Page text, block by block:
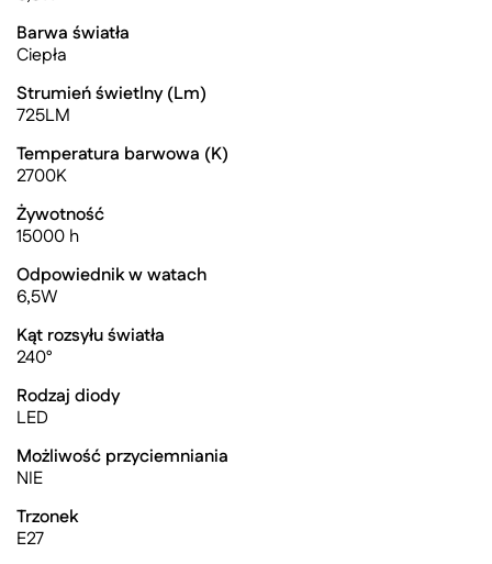
Barwa światła
Ciepła
Strumień świetlny (Lm)
725LM
Temperatura barwowa (K)
2700K
Żywotność
15000 h
Odpowiednik w watach
6,5W
Kąt rozsyłu światła
240°
Rodzaj diody
LED
Możliwość przyciemniania
NIE
Trzonek
E27